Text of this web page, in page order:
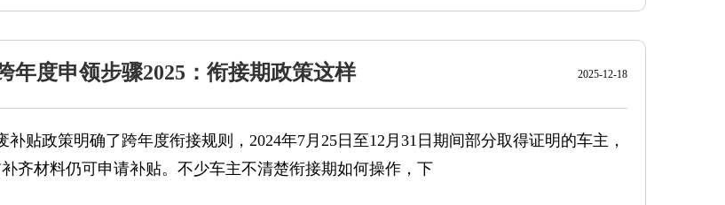
年度申领步骤2025：衔接期政策这样
2025-12-18
贴政策明确了跨年度衔接规则，2024年7月25日至12月31日期间部分取得证明的车主，
补齐材料仍可申请补贴。不少车主不清楚衔接期如何操作，下